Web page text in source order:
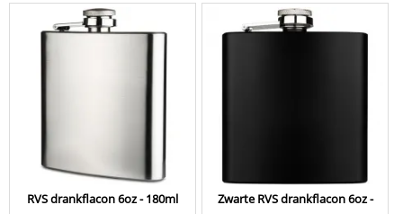
RVS drankflacon 6oz - 180ml
Zwarte RVS drankflacon 6oz -